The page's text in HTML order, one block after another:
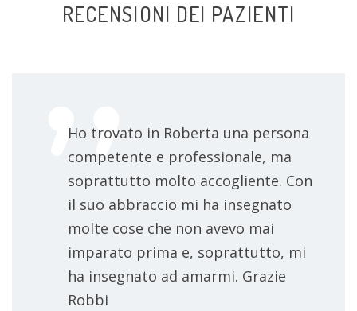
RECENSIONI DEI PAZIENTI
Ho trovato in Roberta una persona
competente e professionale, ma
soprattutto molto accogliente. Con
il suo abbraccio mi ha insegnato
molte cose che non avevo mai
imparato prima e, soprattutto, mi
ha insegnato ad amarmi. Grazie
Robbi